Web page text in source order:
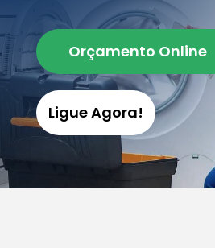
Orçamento Online
Ligue Agora!